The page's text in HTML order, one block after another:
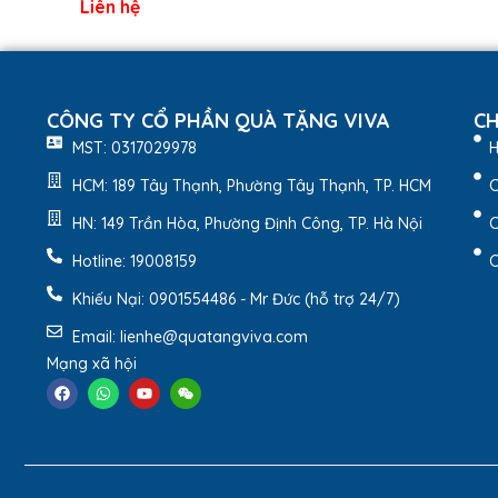
Liên hệ
CÔNG TY CỔ PHẦN QUÀ TẶNG VIVA
MST: 0317029978
HCM: 189 Tây Thạnh, Phường Tây Thạnh, TP. HCM
HN: 149 Trần Hòa, Phường Định Công, TP. Hà Nội
Hotline: 19008159
Khiếu Nại: 0901554486 - Mr Đức (hỗ trợ 24/7)
Email: lienhe@quatangviva.com
Mạng xã hội